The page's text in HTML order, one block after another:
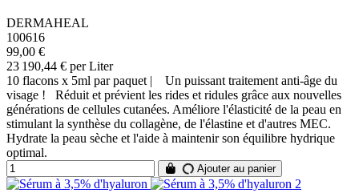
DERMAHEAL
100616
99,00 €
23 190,44 € per Liter
10 flacons x 5ml par paquet | Un puissant traitement anti-âge du
visage ! Réduit et prévient les rides et ridules grâce aux nouvelles
générations de cellules cutanées. Améliore l'élasticité de la peau en
stimulant la synthèse du collagène, de l'élastine et d'autres MEC.
Hydrate la peau sèche et l'aide à maintenir son équilibre hydrique
optimal.
Ajouter au panier